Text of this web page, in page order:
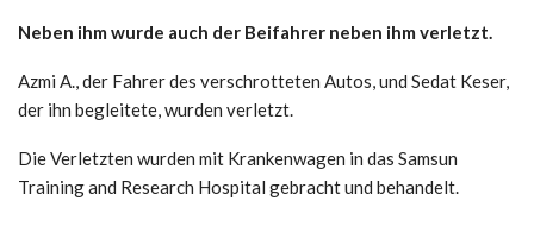
Neben ihm wurde auch der Beifahrer neben ihm verletzt.
Azmi A., der Fahrer des verschrotteten Autos, und Sedat Keser,
der ihn begleitete, wurden verletzt.
Die Verletzten wurden mit Krankenwagen in das Samsun
Training and Research Hospital gebracht und behandelt.